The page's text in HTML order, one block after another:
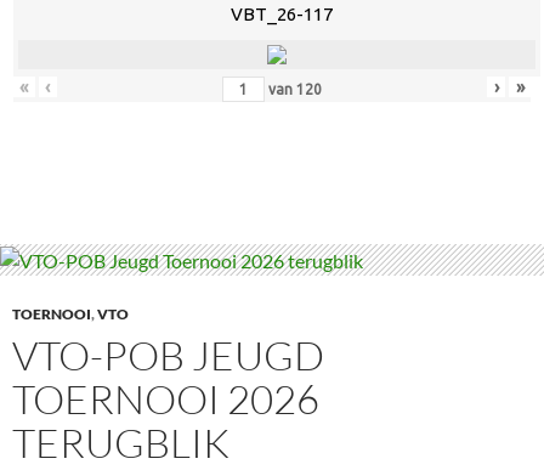
VBT_26-117
« ‹ van 120 › »
TOERNOOI,VTO
VTO-POB JEUGD
TOERNOOI 2026
TERUGBLIK